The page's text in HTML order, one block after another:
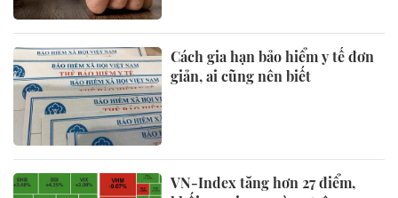
Cách gia hạn bảo hiểm y tế đơn
giản, ai cũng nên biết
VN-Index tăng hơn 27 điểm,